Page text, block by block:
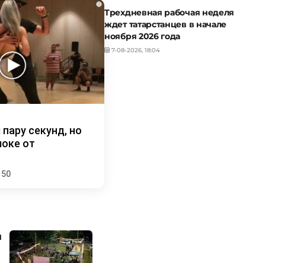
i
секунд, но
от
50
Трехдневная рабочая неделя
ждет татарстанцев в начале
ноября 2026 года
7-08-2026, 18:04